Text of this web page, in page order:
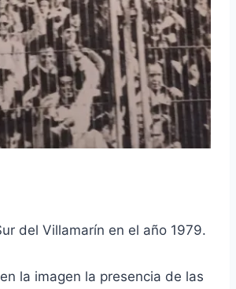
del Villamarín en el año 1979.
la imagen la presencia de las